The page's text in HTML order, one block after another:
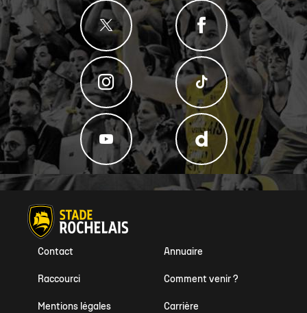
Annuaire
Contact
Comment venir ?
Raccourci
Carrière
Mentions légales